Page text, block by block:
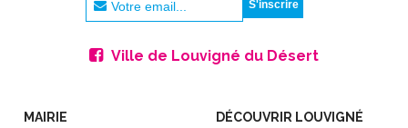
Ville de Louvigné du Désert
MAIRIE DÉCOUVRIR LOUVIGNÉ